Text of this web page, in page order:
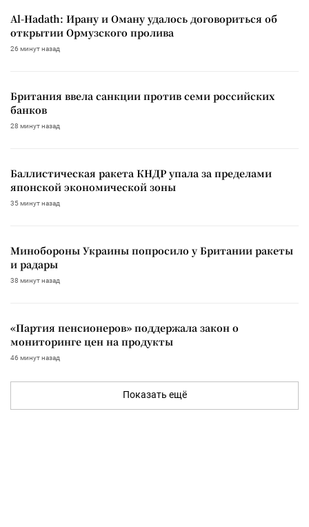
Al-Hadath: Ирану и Оману удалось договориться об
открытии Ормузского пролива
26 минут назад
Британия ввела санкции против семи российских
банков
28 минут назад
Баллистическая ракета КНДР упала за пределами
японской экономической зоны
35 минут назад
Минобороны Украины попросило у Британии ракеты
и радары
38 минут назад
«Партия пенсионеров» поддержала закон о
мониторинге цен на продукты
46 минут назад
Показать ещё